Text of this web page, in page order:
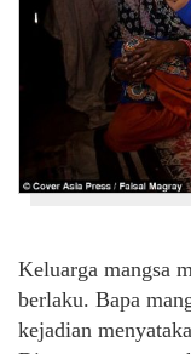
Keluarga mangsa
berlaku. Bapa
kejadian